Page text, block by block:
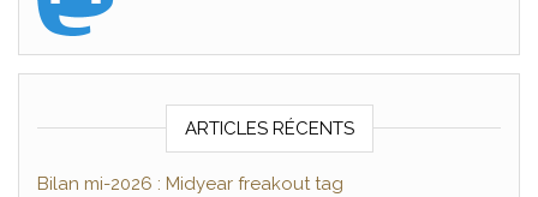
ARTICLES RÉCENTS
Bilan mi-2026 : Midyear freakout tag